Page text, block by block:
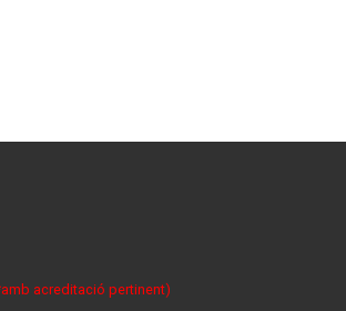
acreditació pertinent)